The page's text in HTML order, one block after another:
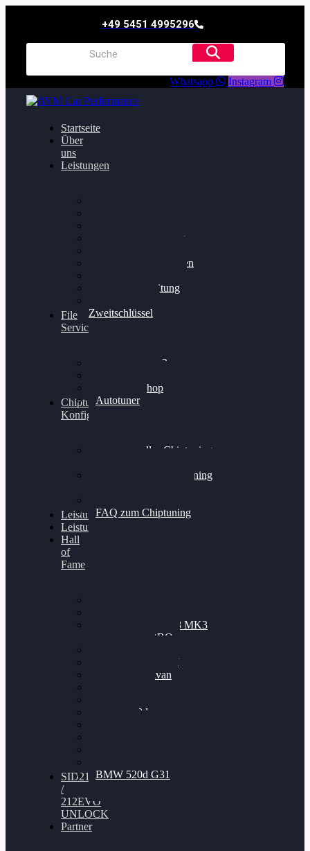
+49 5451 4995296
Whatsapp Instagram
Startseite
Über
uns
Leistungen
Getriebeoptimierung
Bremsscheiben planen
Felgenaufbereitung
Zweitschlüssel
File
Service
Alientech Kess3
Alientech Shop
Autotuner
Chiptuning
Konfigurator
Professionelles Chiptuning
Professionelles Chiptuning
FAQ zum Chiptuning
Leistungsmessung
Leistungsprüfstand
Hall
of
Fame
Nissan GT-R35 3.8 MK3
V6 TWINTURBO
VW Passat 2.0TDI
VW T6 Multivan
BMW 120d
BMW 520d G31
SID212
/
212EVO
UNLOCK
Partner